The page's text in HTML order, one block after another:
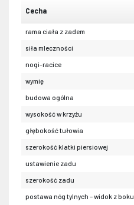
Cecha
rama ciała z zadem
siła mleczności
nogi-racice
wymię
budowa ogólna
wysokość w krzyżu
głębokość tułowia
szerokość klatki piersiowej
ustawienie zadu
szerokość zadu
postawa nóg tylnych – widok z boku